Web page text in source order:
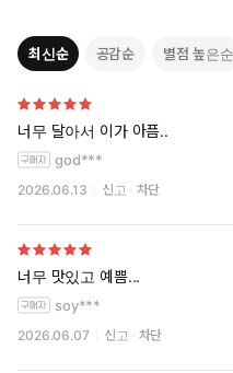
최신순 공감순 별점 높은순
너무 달아서 이가 아픔..
god***
2026.06.13 신고 차단
너무 맛있고 예쁨...
soy***
2026.06.07 신고 차단